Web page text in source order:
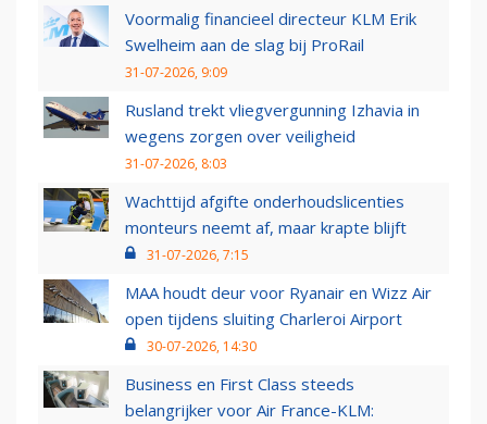
Voormalig financieel directeur KLM Erik
Swelheim aan de slag bij ProRail
31-07-2026, 9:09
Rusland trekt vliegvergunning Izhavia in
wegens zorgen over veiligheid
31-07-2026, 8:03
Wachttijd afgifte onderhoudslicenties
monteurs neemt af, maar krapte blijft
31-07-2026, 7:15
MAA houdt deur voor Ryanair en Wizz Air
open tijdens sluiting Charleroi Airport
30-07-2026, 14:30
Business en First Class steeds
belangrijker voor Air France-KLM: